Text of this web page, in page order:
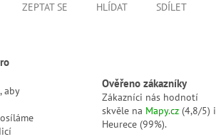
ZEPTAT SE HLÍDAT SDÍLET
aby
Ověřeno zákazníky
Zákazníci nás hodnotí
skvěle na Mapy.cz (4,8/5) i
Heurece (99%).